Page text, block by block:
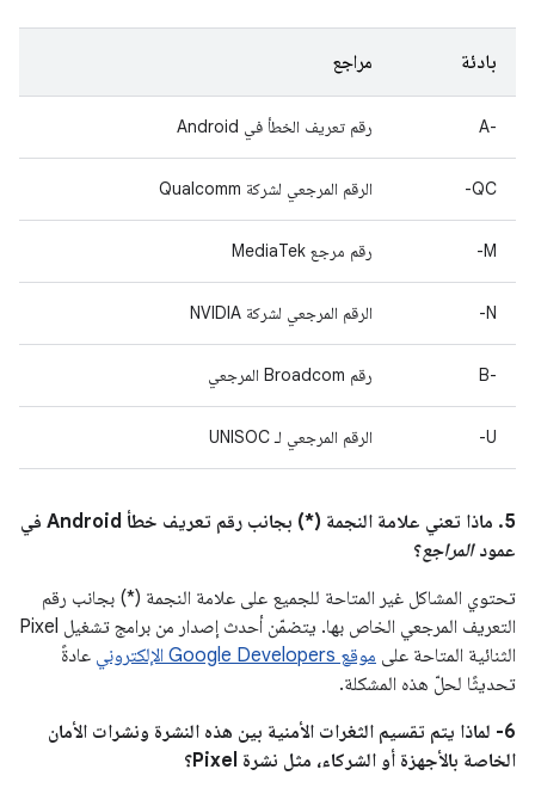
بادئة مراجع
A-‎ رقم تعريف الخطأ في Android
QC- الرقم المرجعي لشركة Qualcomm
M- رقم مرجع MediaTek
N- الرقم المرجعي لشركة NVIDIA
B-‎ رقم Broadcom المرجعي
U- الرقم المرجعي لـ UNISOC
5. ماذا تعني علامة النجمة (*) بجانب رقم تعريف خطأ Android في
عمودالمراجع؟
تحتوي المشاكل غير المتاحة للجميع على علامة النجمة (*) بجانب رقم
التعريف المرجعي الخاص بها. يتضمّن أحدث إصدار من برامج تشغيل Pixel
الثنائية المتاحة على موقع Google Developers الإلكتروني
عادةً
تحديثًا لحلّ هذه المشكلة.
6- لماذا يتم تقسيم الثغرات الأمنية بين هذه النشرة ونشرات الأمان
الخاصة بالأجهزة أو الشركاء، مثل نشرة Pixel؟